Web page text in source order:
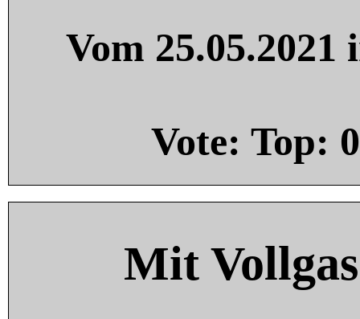
Vom
Vote: Top: 0
Mit